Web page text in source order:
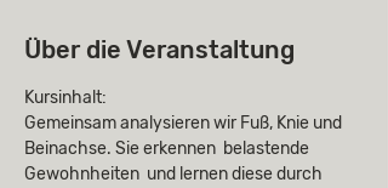
Über die Veranstaltung
Kursinhalt:
Gemeinsam analysieren wir Fuß, Knie und
Beinachse. Sie erkennen  belastende
Gewohnheiten  und lernen diese durch